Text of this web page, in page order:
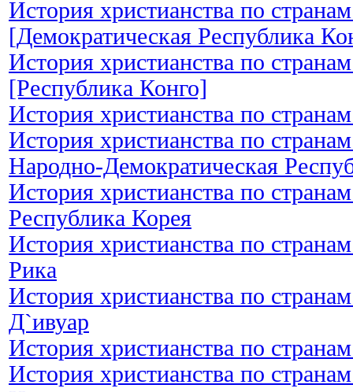
История христианства по
[Демократическая Республика
История христианства по
[Республика Конго]
История христианства по
История христианства по
Народно-Демократическая
История христианства по
Республика Корея
История христианства по
Рика
История христианства по
Д`ивуар
История христианства по
История христианства по